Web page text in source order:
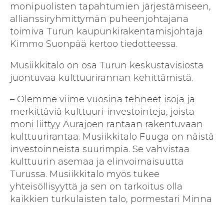
monipuolisten tapahtumien järjestämiseen,
allianssiryhmittymän puheenjohtajana
toimiva Turun kaupunkirakentamisjohtaja
Kimmo Suonpää kertoo tiedotteessa.
Musiikkitalo on osa Turun keskustavisiosta
juontuvaa kulttuurirannan kehittämistä.
– Olemme viime vuosina tehneet isoja ja
merkittäviä kulttuuri-investointeja, joista
moni liittyy Aurajoen rantaan rakentuvaan
kulttuurirantaa. Musiikkitalo Fuuga on näistä
investoinneista suurimpia. Se vahvistaa
kulttuurin asemaa ja elinvoimaisuutta
Turussa. Musiikkitalo myös tukee
yhteisöllisyyttä ja sen on tarkoitus olla
kaikkien turkulaisten talo, pormestari Minna